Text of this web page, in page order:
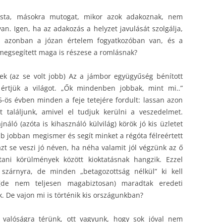
másokra mutogat, mikor azok adakoznak, nem
Igen, ha az adakozás a helyzet javulását szolgálja,
a józan értelem fogyatkozóban van, és a
maga is részese a romlásnak?
(az se volt jobb) Az a jámbor együgyűség bénított
a világot. „Ők mindenben jobbak, mint mi..”
ös évben minden a feje tetejére fordult: lassan azon
találjunk, amivel el tudjuk kerülni a veszedelmet.
(azóta is kihasználó külvilág) körök jó kis üzletet
jobban megismer és segít minket a régóta félreértett
se veszi jó néven, ha néha valamit jól végzünk az ő
körülmények között kioktatásnak hangzik. Ezzel
de minden „betagozottság nélkül” ki kell
nem teljesen magabiztosan) maradtak eredeti
De vajon mi is történik kis országunkban?
térünk, ott vagyunk, hogy sok jóval nem